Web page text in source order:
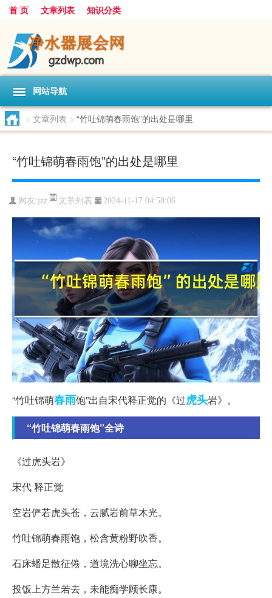
首 页 文章列表 知识分类
网站导航
> 文章列表 > “竹吐锦萌春雨饱”的出处是哪里
“竹吐锦萌春雨饱”的出处是哪里
网友:jzz 文章列表 2024-11-17 04:58:06
“竹吐锦萌春雨饱”出自宋代释正觉的《过虎头岩》。
“竹吐锦萌春雨饱”全诗
《过虎头岩》
宋代 释正觉
空岩俨若虎头苍，云腻岩前草木光。
竹吐锦萌春雨饱，松含黄粉野吹香。
石床蟠足散征倦，道境洗心聊坐忘。
投饭上方兰若去，未能痴学顾长康。